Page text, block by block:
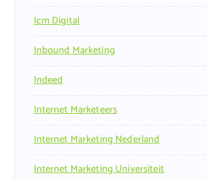
Icm Digital
Inbound Marketing
Indeed
Internet Marketeers
Internet Marketing Nederland
Internet Marketing Universiteit